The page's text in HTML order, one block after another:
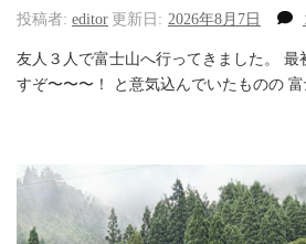
投稿者: editor 更新日: 2026年8月7日
友人３人で富士山へ行ってきました。 最
すぞ〜〜〜！ と意気込んでいたものの